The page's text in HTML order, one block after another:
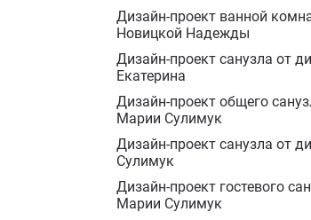
Дизайн-проект ванной
Новицкой Надежды
Дизайн-проект санузла от
Екатерина
Дизайн-проект общего
Марии Сулимук
Дизайн-проект санузла от
Сулимук
Дизайн-проект гостевого
Марии Сулимук